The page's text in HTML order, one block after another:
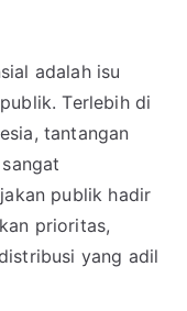
adalah isu
Terlebih di
tantangan
publik hadir
prioritas,
yang adil